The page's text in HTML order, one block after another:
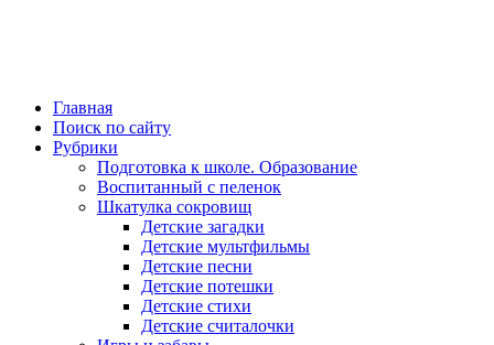
Главная
Поиск по сайту
Рубрики
Подготовка к школе. Образование
Воспитанный с пеленок
Шкатулка сокровищ
Детские загадки
Детские мультфильмы
Детские песни
Детские потешки
Детские стихи
Детские считалочки